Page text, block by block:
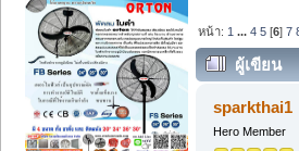
หน้า: 1 ...4 5 [6]7
ผู้เขียน
sparkthai1
Hero Member